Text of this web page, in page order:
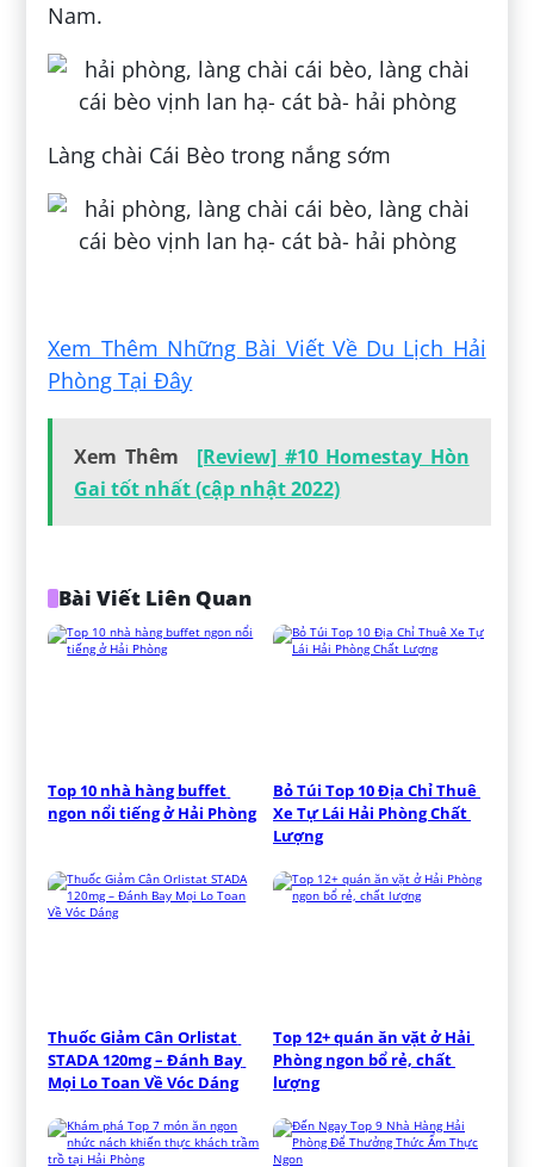
Nam.
Làng chài Cái Bèo trong nắng sớm
Xem Thêm Những Bài Viết Về Du Lịch Hải
Phòng Tại Đây
Xem Thêm
[Review] #10 Homestay Hòn
Gai tốt nhất (cập nhật 2022)
Bài Viết Liên Quan
Top 10 nhà hàng buffet
ngon nổi tiếng ở Hải Phòng
Bỏ Túi Top 10 Địa Chỉ Thuê
Xe Tự Lái Hải Phòng Chất
Lượng
Thuốc Giảm Cân Orlistat
STADA 120mg – Đánh Bay
Mọi Lo Toan Về Vóc Dáng
Top 12+ quán ăn vặt ở Hải
Phòng ngon bổ rẻ, chất
lượng